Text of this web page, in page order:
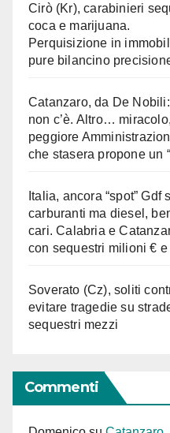
Cirò (Kr), carabinieri
coca e marijuana.
Perquisizione in
pure bilancino
Catanzaro, da De
non c’è. Altro…
peggiore
che stasera propone un
Italia, ancora “spot”
carburanti ma diesel,
cari. Calabria e
con sequestri milioni €
Soverato (Cz), soliti
evitare tragedie su
sequestri mezzi
Commenti